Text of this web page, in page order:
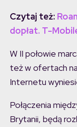
Czytaj też:
dopłat. T-
W II połowie
też w ofertach
Internetu
Połączenia
Brytanii, będą